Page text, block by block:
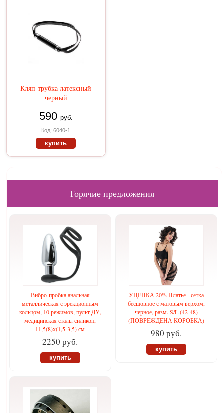
Кляп-трубка латексный
черный
590 руб.
Код: 6040-1
купить
Горячие предложения
Вибро-пробка анальная
металлическая с эрекционным
кольцом, 10 режимов, пульт ДУ,
медицинская сталь, силикон,
11,5(8)х(1,5-3,5) см
2250 руб.
купить
УЦЕНКА 20% Платье - сетка
бесшовное с матовым верхом,
черное, разм. S/L (42-48)
(ПОВРЕЖДЕНА КОРОБКА)
980 руб.
купить